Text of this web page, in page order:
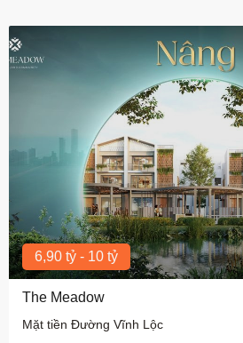
6,90 tỷ - 10 tỷ
The Meadow
Mặt tiền Đường Vĩnh Lộc